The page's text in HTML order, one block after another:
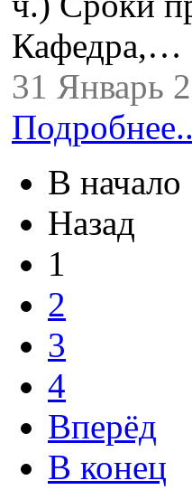
Кафедра,…
31 Январь
В начало
Назад
1
2
3
4
Вперёд
В конец